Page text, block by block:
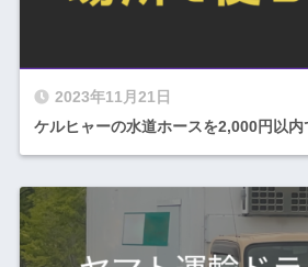
2023年11月21日
ケルヒャーの水道ホースを2,000円以